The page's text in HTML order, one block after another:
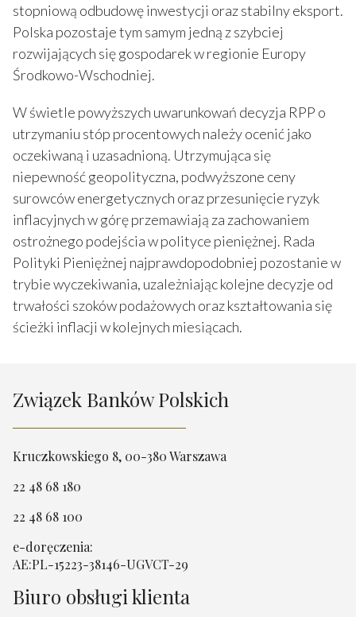
stopniową odbudowę inwestycji oraz stabilny eksport.
Polska pozostaje tym samym jedną z szybciej
rozwijających się gospodarek w regionie Europy
Środkowo-Wschodniej.
W świetle powyższych uwarunkowań decyzja RPP o
utrzymaniu stóp procentowych należy ocenić jako
oczekiwaną i uzasadnioną. Utrzymująca się
niepewność geopolityczna, podwyższone ceny
surowców energetycznych oraz przesunięcie ryzyk
inflacyjnych w górę przemawiają za zachowaniem
ostrożnego podejścia w polityce pieniężnej. Rada
Polityki Pieniężnej najprawdopodobniej pozostanie w
trybie wyczekiwania, uzależniając kolejne decyzje od
trwałości szoków podażowych oraz kształtowania się
ścieżki inflacji w kolejnych miesiącach.
Związek Banków Polskich
Kruczkowskiego 8, 00-380 Warszawa
22 48 68 180
22 48 68 100
e-doręczenia:
AE:PL-15223-38146-UGVCT-29
Biuro obsługi klienta